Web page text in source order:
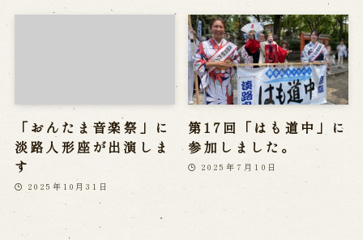
「おんたま音楽祭」に
淡路人形座が出演しま
す
2025年10月31日
第17回「はも道中」に
参加しました。
2025年7月10日